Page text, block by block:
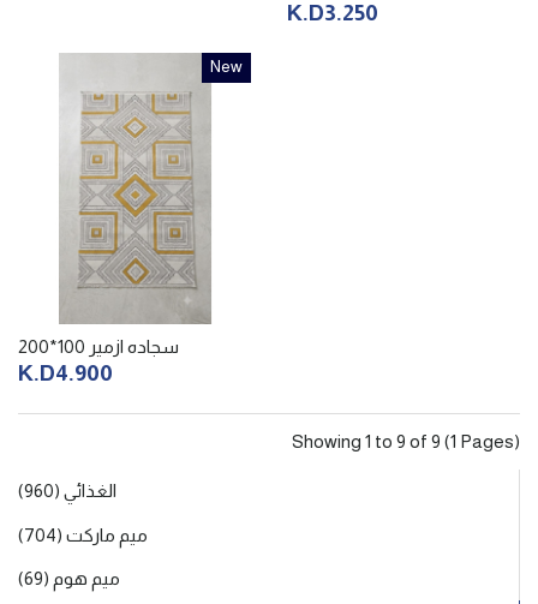
الغذائي (960)
ميم ماركت (704)
ميم هوم (69)
K.D3.250
New
سجاده ازمير 100*200
K.D4.900
Showing 1 to 9 of 9 (1 Pages)